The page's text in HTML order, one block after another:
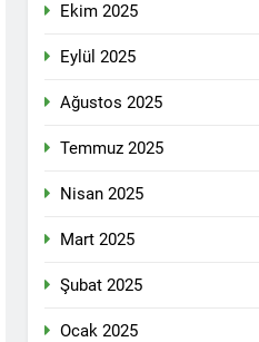
oldu.
Dönem Stratejileri” üzerine
ili Kızıltepe ilçe kongresi
Meclisi 12 Nisan 2025 tarihinde
kamuoyu ile paylaşmayı
Ekim 2025
Eylül 2025
Ağustos 2025
Temmuz 2025
Nisan 2025
Mart 2025
Şubat 2025
Ocak 2025